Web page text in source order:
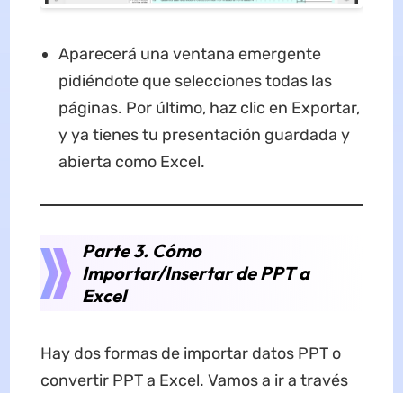
Aparecerá una ventana emergente
pidiéndote que selecciones todas las
páginas. Por último, haz clic en Exportar,
y ya tienes tu presentación guardada y
abierta como Excel.
Parte 3. Cómo
Importar/Insertar de PPT a
Excel
Hay dos formas de importar datos PPT o
convertir PPT a Excel. Vamos a ir a través